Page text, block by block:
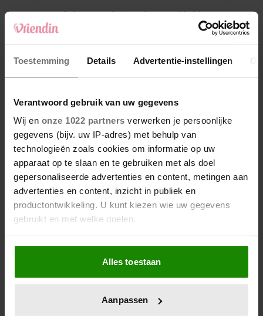
Toestemming Details Advertentie-instellingen
Verantwoord gebruik van uw gegevens
Wij en onze 1022 partners verwerken je persoonlijke
gegevens (bijv. uw IP-adres) met behulp van
technologieën zoals cookies om informatie op uw
apparaat op te slaan en te gebruiken met als doel
gepersonaliseerde advertenties en content, metingen aan
advertenties en content, inzicht in publiek en
productontwikkeling. U kunt kiezen wie uw gegevens
gebruikt en met welke doelen.
Als u het toestaat, willen we ook graag:
Informatie verzamelen over uw geografische
locatie, die tot een paar meter nauwkeurig kan zijn
scannen op specifieke eigenschappen (fingerprinting)
Alles toestaan
Aanpassen
4 Makelaar Mandy: ‘Vrijdagavond belde Bart.
Hij sprak eng kalm’
5 Makelaar Mandy: ‘Judith typt… En deze keer
durf ik bijna niet te lezen wat er komt’
Nieuw